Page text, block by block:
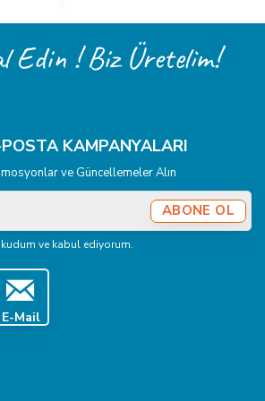
mı?
kalıbı değildir; kapaklı klikıt çıtçıt
Edin ! Biz Üretelim!
KAMPANYALARI
ve Güncellemeler Alın
ABONE OL
ve kabul ediyorum.
E-Mail